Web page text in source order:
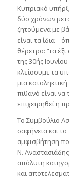
Κυπριακό
δύο χρόνων
ζητούμενα με
είναι τα ίδια –
θέρετρο: “τα
της 30ής
κλείσουμε τα
μια
πιθανό είναι
επιχειρηθεί η
To Συμβούλιο
σαφήνεια και
αμφισβήτηση
Ν.
απόλυτη
και